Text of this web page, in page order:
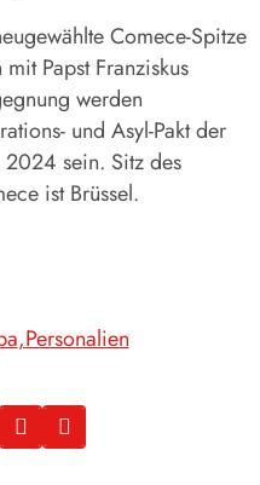
Comece-Spitze
Papst Franziskus
werden
und Asyl-Pakt der
sein. Sitz des
ist Brüssel.
Personalien